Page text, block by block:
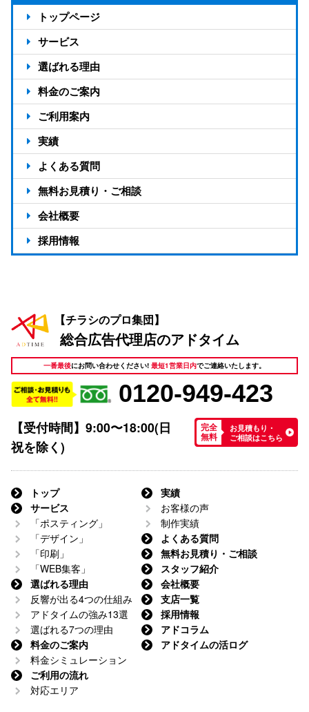
トップページ
サービス
選ばれる理由
反響が出る4つの仕組み
アドタイムの強み13選
選ばれる7つの理由
料金のご案内
料金のご案内
料金シミュレーション
ご利用案内
ご利用の流れ
対応エリア
実績
お客様の声
制作実績
よくある質問
無料お見積り・ご相談
会社概要
会社概要
アドタイムの活ログ
採用情報
【チラシのプロ集団】
総合広告代理店のアドタイム
一番最後にお問い合わせください! 最短1営業日内でご連絡いたします。
0120-949-423
【受付時間】9:00〜18:00(日
祝を除く)
完全
無料
お見積もり・
ご相談はこちら
トップ
サービス
「ポスティング」
「デザイン」
「印刷」
「WEB集客」
選ばれる理由
反響が出る4つの仕組み
アドタイムの強み13選
選ばれる7つの理由
料金のご案内
料金シミュレーション
ご利用の流れ
対応エリア
実績
お客様の声
制作実績
よくある質問
無料お見積り・ご相談
スタッフ紹介
会社概要
支店一覧
採用情報
アドコラム
アドタイムの活ログ